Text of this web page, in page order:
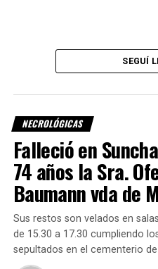
SEGUÍ
NECROLÓGICAS
Falleció en
74 años la Sra.
Baumann vda de
Sus restos son velados en
de 15.30 a 17.30 cumpliendo
sepultados en el cementerio